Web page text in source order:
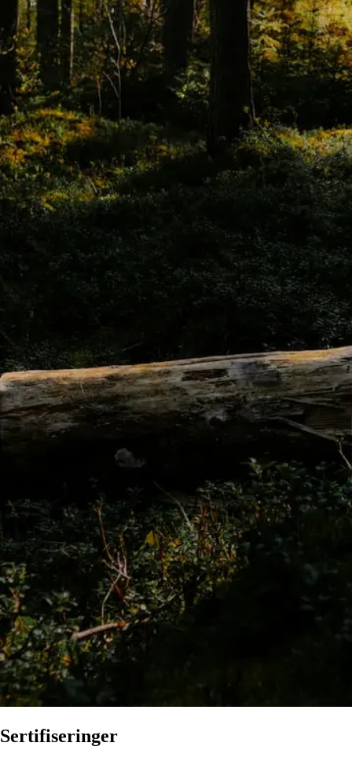
Sertifiseringer